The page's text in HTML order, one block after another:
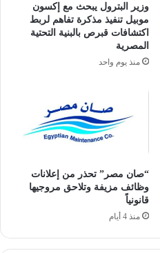
وزير البترول يبحث مع إكسون
موبيل تنفيذ مذكرة تفاهم لربط
اكتشافات قبرص بالبنية التحتية
المصرية
منذ يوم واحد
“صان مصر” تحذر من إعلانات
وظائف مزيفة وتلاحق مروجيها
قانونياً
منذ 4 أيام